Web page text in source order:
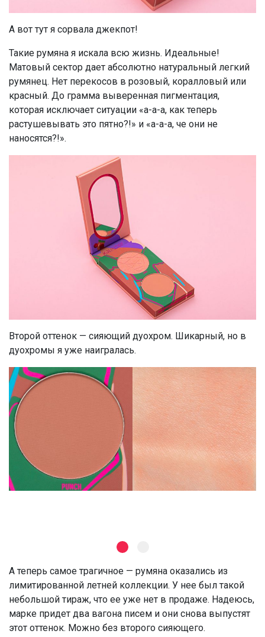
А вот тут я сорвала джекпот!
Такие румяна я искала всю жизнь. Идеальные!
Матовый сектор дает абсолютно натуральный легкий
румянец. Нет перекосов в розовый, коралловый или
красный. До грамма выверенная пигментация,
которая исключает ситуации «а-а-а, как теперь
растушевывать это пятно?!» и «а-а-а, че они не
наносятся?!».
Второй оттенок — сияющий дуохром. Шикарный, но в
дуохромы я уже наигралась.
А теперь самое трагичное — румяна оказались из
лимитированной летней коллекции. У нее был такой
небольшой тираж, что ее уже нет в продаже. Надеюсь,
марке придет два вагона писем и они снова выпустят
этот оттенок. Можно без второго сияющего.